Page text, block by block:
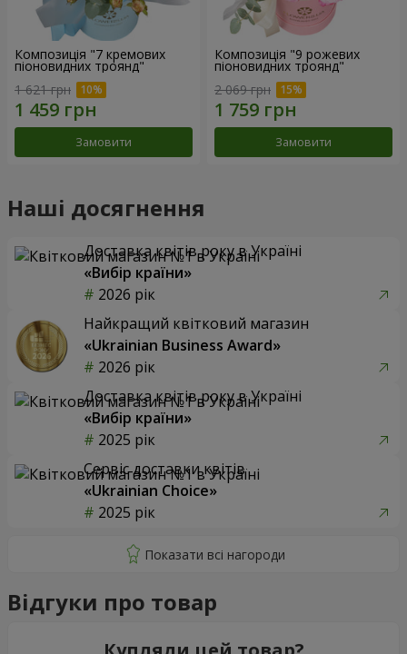
Композиція "7 кремових
піоновидних троянд"
1 621 грн
Замовити
Композиція "9 рожевих
піоновидних троянд"
2 069 грн
Замовити
Наші досягнення
Доставка квітів року в Україні
«Вибір країни»
2026 рік
Найкращий квітковий магазин
«Ukrainian Business Award»
2026 рік
Доставка квітів року в Україні
«Вибір країни»
2025 рік
Сервіс доставки квітів
«Ukrainian Choice»
2025 рік
Відгуки про товар